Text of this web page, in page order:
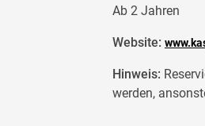
​Ab 2 Jahren
Website:
Hinweis:
werden,